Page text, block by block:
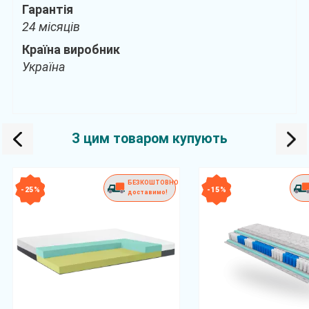
Гарантія
24 місяців
Країна виробник
Україна
З цим товаром купують
- 25 %
БЕЗКОШТОВНО
доставимо!
- 15 %